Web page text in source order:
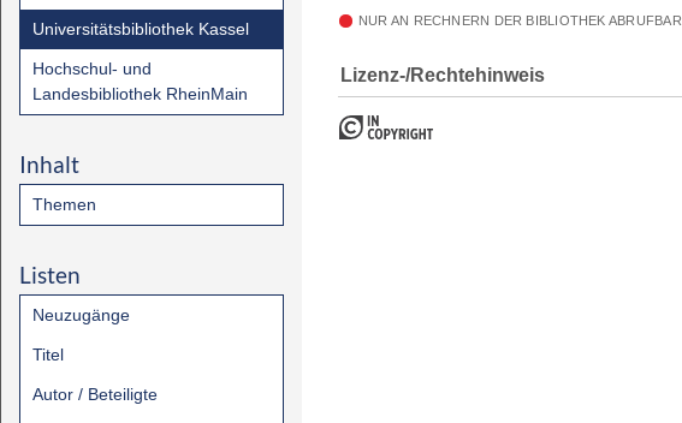
Universitätsbibliothek Kassel
Hochschul- und
Landesbibliothek RheinMain
Inhalt
Themen
Listen
Neuzugänge
Titel
Autor / Beteiligte
NUR AN RECHNERN DER BIBLIOTHEK ABRUFBAR
Lizenz-/Rechtehinweis